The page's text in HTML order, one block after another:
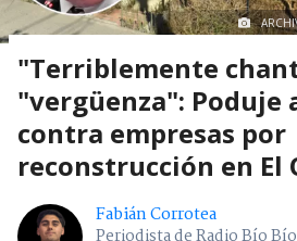
"Terriblemente
"vergüenza": Poduje
contra empresas por
reconstrucción en El
Fabián Corrotea